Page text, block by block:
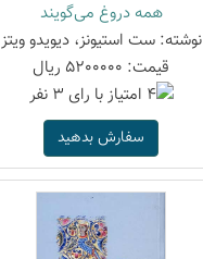
همه دروغ می‌گویند
نوشته: ست استیونز، دیویدو ویتز
قیمت: 5200000 ریال
سفارش بدهید